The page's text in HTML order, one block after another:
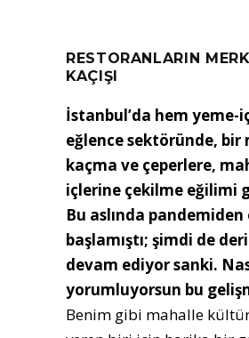
RESTORANLARIN
KAÇIŞI
İstanbul’da hem yeme-
eğlence sektöründe, bir
kaçma ve çeperlere,
içlerine çekilme eğilimi
Bu aslında pandemiden
başlamıştı; şimdi de
devam ediyor sanki.
yorumluyorsun bu
Benim gibi mahalle